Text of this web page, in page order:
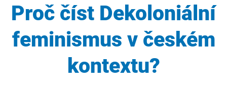
Proč číst Dekoloniální
feminismus v českém
kontextu?